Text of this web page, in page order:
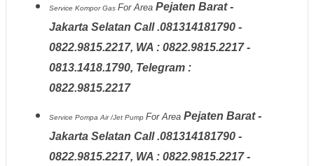
Service Kompor Gas For Area Pejaten Barat -
Jakarta Selatan Call .081314181790 -
0822.9815.2217, WA : 0822.9815.2217 -
0813.1418.1790, Telegram :
0822.9815.2217
Service Pompa Air /Jet Pump For Area Pejaten Barat -
Jakarta Selatan Call .081314181790 -
0822.9815.2217, WA : 0822.9815.2217 -